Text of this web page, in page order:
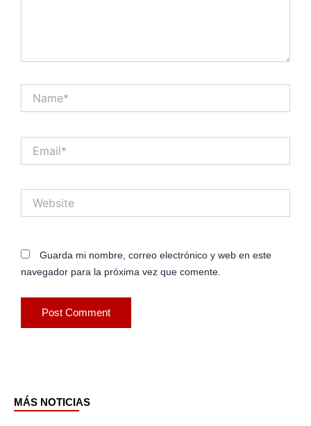
Guarda mi nombre, correo electrónico y web en este
navegador para la próxima vez que comente.
MÁS NOTICIAS